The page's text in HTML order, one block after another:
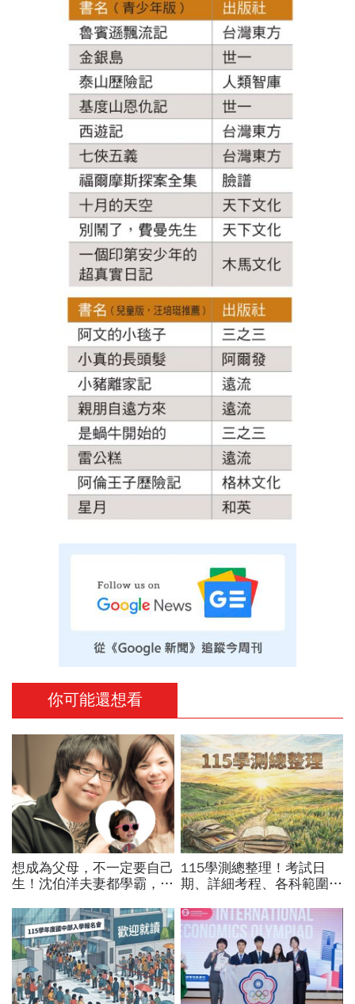
你可能還想看
想成為父母，不一定要自己
生！沈伯洋夫妻都學霸，歷
緣關係，但我們彼此相愛
115學測總整理！考試日
期、詳細考程、各科範圍…
換算，應試規定＋考古題必
看